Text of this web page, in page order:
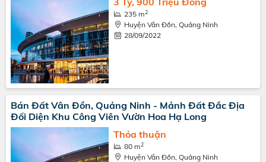
235 m2
Huyện Vân Đồn, Quảng Ninh
28/09/2022
Bán Đất Vân Đồn, Quảng Ninh - Mảnh Đất Đắc Địa
Đối Diện Khu Công Viên Vườn Hoa Hạ Long
Thỏa thuận
80 m2
Huyện Vân Đồn, Quảng Ninh